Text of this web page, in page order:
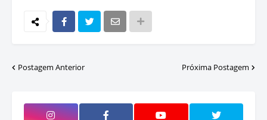
Postagem Anterior Próxima Postagem